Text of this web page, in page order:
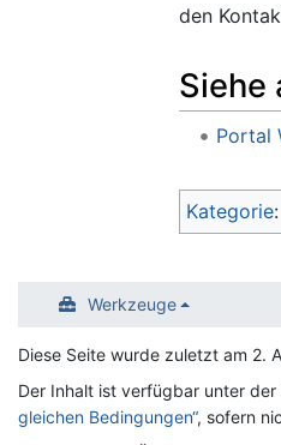
den
Siehe
Portal
Kategorie:
Werkzeuge
Diese Seite wurde zuletzt am 2.
Der Inhalt ist verfügbar unter der
gleichen Bedingungen“, sofern